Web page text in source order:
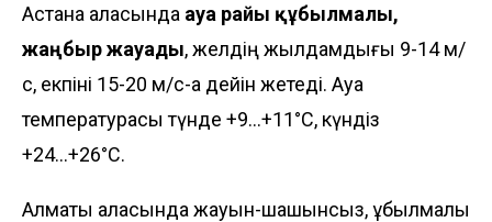
Астана қаласында ауа райы құбылмалы,
жаңбыр жауады, желдің жылдамдығы 9-14 м/
с, екпіні 15-20 м/с-қа дейін жетеді. Ауа
температурасы түнде +9...+11°C, күндіз
+24...+26°C.
Алматы қаласында жауын-шашынсыз, құбылмалы